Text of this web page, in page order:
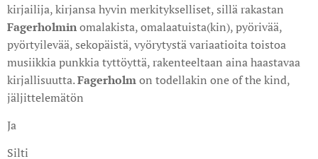
kirjailija, kirjansa hyvin merkitykselliset, sillä rakastan
Fagerholminomalakista, omalaatuista(kin), pyörivää,
pyörtyilevää, sekopäistä, vyörytystä variaatioita toistoa
musiikkia punkkia tyttöyttä, rakenteeltaan aina haastavaa
kirjallisuutta.Fagerholmon todellakin one of the kind,
jäljittelemätön
Ja
Silti